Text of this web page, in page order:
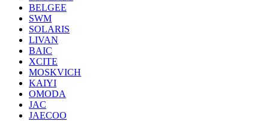
BELGEE
SWM
SOLARIS
LIVAN
BAIC
XCITE
MOSKVICH
KAIYI
OMODA
JAC
JAECOO